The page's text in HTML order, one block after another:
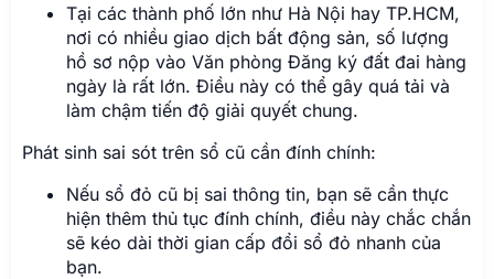
Tại các thành phố lớn như Hà Nội hay TP.HCM,
nơi có nhiều giao dịch bất động sản, số lượng
hồ sơ nộp vào Văn phòng Đăng ký đất đai hàng
ngày là rất lớn. Điều này có thể gây quá tải và
làm chậm tiến độ giải quyết chung.
Phát sinh sai sót trên sổ cũ cần đính chính:
Nếu sổ đỏ cũ bị sai thông tin, bạn sẽ cần thực
hiện thêm thủ tục đính chính, điều này chắc chắn
sẽ kéo dài thời gian cấp đổi sổ đỏ nhanh của
bạn.